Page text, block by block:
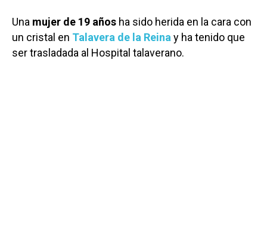
Una mujer de 19 años ha sido herida en la cara con
un cristal en Talavera de la Reina y ha tenido que
ser trasladada al Hospital talaverano.